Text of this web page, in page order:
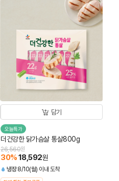
담기
오늘특가
더건강한 닭가슴살 통살800g
26,560원
30%18,592원
냉장 8/10(월) 이내 도착